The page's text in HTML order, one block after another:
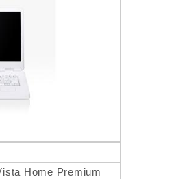
Home Premium